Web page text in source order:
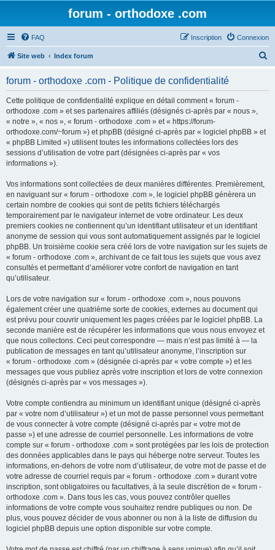
forum - orthodoxe .com
FAQ Connexion
Inscription
Site web Index forum
forum - orthodoxe .com - Politique de confidentialité
Cette politique de confidentialité explique en détail comment « forum -
orthodoxe .com » et ses partenaires affiliés (désignés ci-après par « nous »,
« notre », « nos », « forum - orthodoxe .com » et « https://forum-
orthodoxe.com/~forum ») et phpBB (désigné ci-après par « logiciel phpBB » et
« phpBB Limited ») utilisent toutes les informations collectées lors des
sessions d’utilisation de votre part (désignées ci-après par « vos
informations »).
Vos informations sont collectées de deux manières différentes. Premièrement,
en naviguant sur « forum - orthodoxe .com », le logiciel phpBB génèrera un
certain nombre de cookies qui sont de petits fichiers téléchargés
temporairement par le navigateur internet de votre ordinateur. Les deux
premiers cookies ne contiennent qu’un identifiant utilisateur et un identifiant
anonyme de session qui vous sont automatiquement assignés par le logiciel
phpBB. Un troisième cookie sera créé lors de votre navigation sur les sujets de
« forum - orthodoxe .com », archivant de ce fait tous les sujets que vous avez
consultés et permettant d’améliorer votre confort de navigation en tant
qu’utilisateur.
Lors de votre navigation sur « forum - orthodoxe .com », nous pouvons
également créer une quatrième sorte de cookies, externes au document qui
est prévu pour couvrir uniquement les pages créées par le logiciel phpBB. La
seconde manière est de récupérer les informations que vous nous envoyez et
que nous collectons. Ceci peut correspondre — mais n’est pas limité à — la
publication de messages en tant qu’utilisateur anonyme, l’inscription sur
« forum - orthodoxe .com » (désignée ci-après par « votre compte ») et les
messages que vous publiez après votre inscription et lors de votre connexion
(désignés ci-après par « vos messages »).
Votre compte contiendra au minimum un identifiant unique (désigné ci-après
par « votre nom d’utilisateur ») et un mot de passe personnel vous permettant
de vous connecter à votre compte (désigné ci-après par « votre mot de
passe ») et une adresse de courriel personnelle. Les informations de votre
compte sur « forum - orthodoxe .com » sont protégées par les lois de protection
des données applicables dans le pays qui héberge notre serveur. Toutes les
informations, en-dehors de votre nom d’utilisateur, de votre mot de passe et de
votre adresse de courriel requis par « forum - orthodoxe .com » durant votre
inscription, sont obligatoires ou facultatives, à la seule discrétion de « forum -
orthodoxe .com ». Dans tous les cas, vous pouvez contrôler quelles
informations de votre compte vous souhaitez rendre publiques ou non. De
plus, vous pouvez décider de vous abonner ou non à la liste de diffusion du
logiciel phpBB depuis une option disponible sur votre compte.